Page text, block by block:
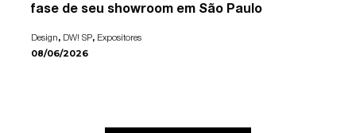
fase de seu showroom em São Paulo
Design, DW! SP, Expositores
08/06/2026